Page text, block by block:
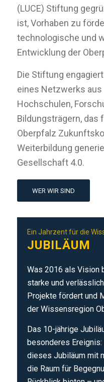
(LUCE) Stiftung
ist, Vorhaben zu
technologische und
Entwicklung der
Die Stiftung
eines Netzwerks
Hochschulen,
Bildungsträgern, das
Oberpfalz
Weiterbildung
Gesellschaft 4.0.
WER WIR SIND
Ein Jahrzent für die
JUBILÄUM
Was 2016 als Vision
starke und
Projekte fördert und
der Wissensregion
Das 10-jährige
besonderes
dieses Jubiläum mit
die Raum für